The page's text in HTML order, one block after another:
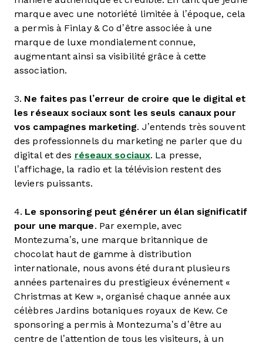
marque avec une notoriété limitée à l’époque, cela
a permis à Finlay & Co d’être associée à une
marque de luxe mondialement connue,
augmentant ainsi sa visibilité grâce à cette
association.
3. Ne faites pas l’erreur de croire que le digital et
les réseaux sociaux sont les seuls canaux pour
vos campagnes marketing. J’entends très souvent
des professionnels du marketing ne parler que du
digital et des réseaux sociaux. La presse,
l’affichage, la radio et la télévision restent des
leviers puissants.
4. Le sponsoring peut générer un élan significatif
pour une marque. Par exemple, avec
Montezuma’s, une marque britannique de
chocolat haut de gamme à distribution
internationale, nous avons été durant plusieurs
années partenaires du prestigieux événement «
Christmas at Kew », organisé chaque année aux
célèbres Jardins botaniques royaux de Kew. Ce
sponsoring a permis à Montezuma’s d’être au
centre de l’attention de tous les visiteurs, à un